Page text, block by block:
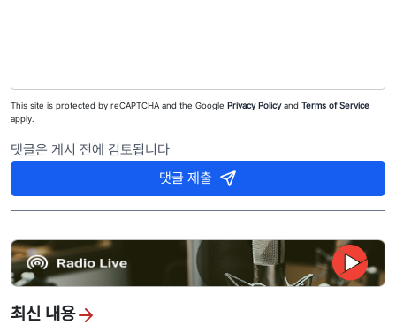
This site is protected by reCAPTCHA and the Google Privacy Policyand Terms of Service
apply.
댓글은 게시 전에 검토됩니다
댓글 제출
최신 내용